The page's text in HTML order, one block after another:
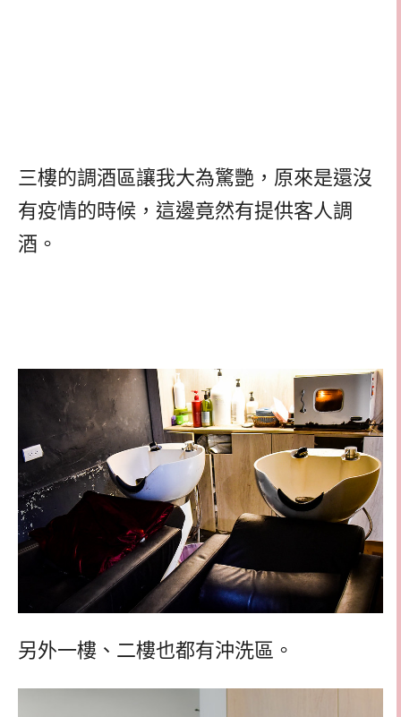
三樓的調酒區讓我大為驚艷，原來是還沒
有疫情的時候，這邊竟然有提供客人調
酒。
另外一樓、二樓也都有沖洗區。